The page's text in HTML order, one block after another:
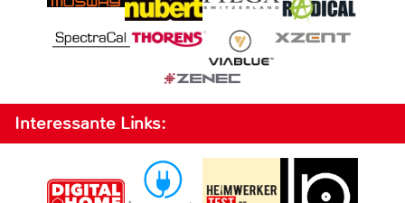
Interessante Links: